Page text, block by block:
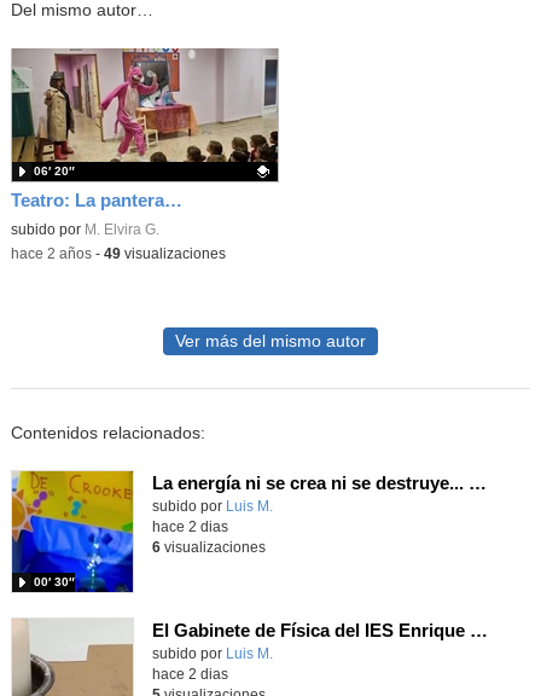
Del mismo autor…
Teatro: La pantera rosa no tiene disfraz
Contenido educativo.
subido por M. Elvira G.
06′ 20″
-hace 2 años- 49visualizaciones
Ver más del mismo autor
Contenidos relacionados:
La energía ni se crea ni se destruye... ¡se experimenta! El Tierno en la Feria Madrid es Ciencia 2026
Contenido educativo.
subido por Luis M.
00′ 30″
hace 2 dias
6visualizaciones
El Gabinete de Física del IES Enrique Tierno Galván de Parla (Curso 25-26)
Contenido educativo.
subido por Luis M.
hace 2 dias